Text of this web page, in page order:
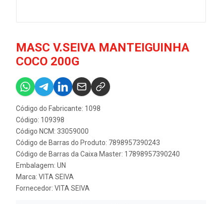
MASC V.SEIVA MANTEIGUINHA
COCO 200G
Código do Fabricante: 1098
Código: 109398
Código NCM: 33059000
Código de Barras do Produto: 7898957390243
Código de Barras da Caixa Master: 17898957390240
Embalagem: UN
Marca: VITA SEIVA
Fornecedor: VITA SEIVA